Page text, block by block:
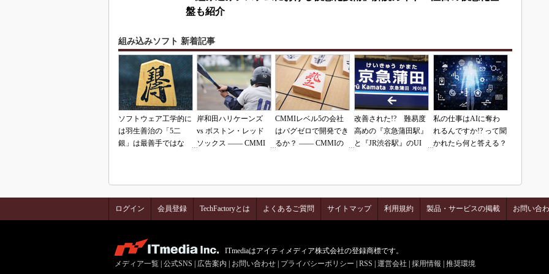
盤も紹介
組み込みソフト 新着記事
ソフトウェア工学的に
は羽生善治の「5二
銀」は最善手ではな
岸和田ハリケーンズ
vs ボストン・レッド
ソックス ―― CMMI
CMMIレベル5の会社
はバグゼロで開発でき
るか？ ―― CMMIの
改善された!? 難易度
高めの『京急蒲田駅』
と『JR渋谷駅』のUI
私の仕事はAIに奪わ
れるんですか!? って聞
かれたら何と答える？
ログイン 会員登録 TechFactoryとは よくあるご質問 サイトマップ 利用規約 製品・サービスの掲載 お問い合
ITmediaはアイティメディア株式会社の登録商標です。
メディア一覧 公式SNS 広告案内 お問い合わせ プライバシーポリシー RSS 運営会社 採用情報 推奨環境